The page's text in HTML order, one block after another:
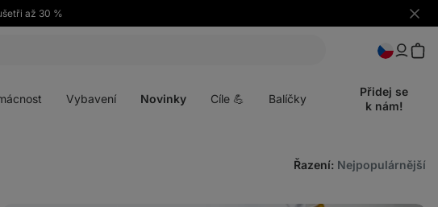
až 30 %
Skrýt
Vybavení Novinky Cíle 💪 Balíčky
Přidej se
k nám!
Řazení: Nejpopulárnější